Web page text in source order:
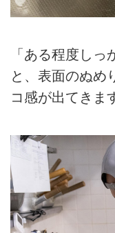
「ある程度し
と、表面のぬめ
コ感が出てきま